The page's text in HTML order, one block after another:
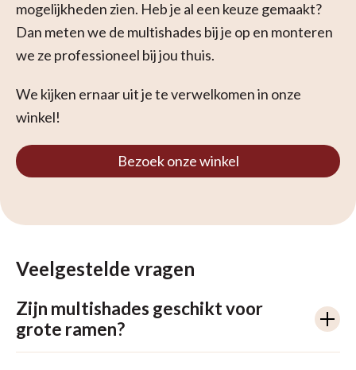
mogelijkheden zien. Heb je al een keuze gemaakt?
Dan meten we de multishades bij je op en monteren
we ze professioneel bij jou thuis.
We kijken ernaar uit je te verwelkomen in onze
winkel!
Bezoek onze winkel
Veelgestelde vragen
Zijn multishades geschikt voor
grote ramen?